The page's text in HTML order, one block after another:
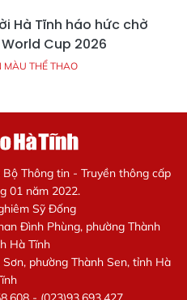
Hà Tĩnh háo hức chờ
Cup 2026
MÀU THỂ THAO
Bộ Thông tin - Truyền thông cấp
01 năm 2022.
Sỹ Đống
Đình Phùng, phường Thành
Hà Tĩnh
phường Thành Sen, tỉnh Hà